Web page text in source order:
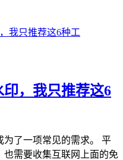
，我只推荐这6
了一项常见的需求。 平
也需要收集互联网上面的免